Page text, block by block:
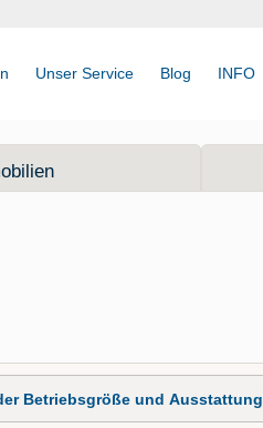
Unser Service Blog INFO
Betriebsgröße und Ausstattung